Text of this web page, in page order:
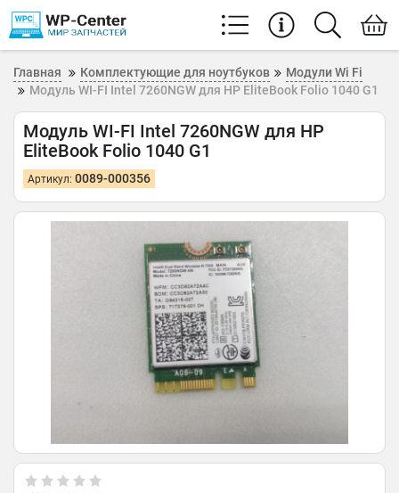
Главная Комплектующие для ноутбуков
Модули Wi Fi
Модуль WI-FI Intel 7260NGW для HP EliteBook Folio 1040 G1
Модуль WI-FI Intel 7260NGW для HP
EliteBook Folio 1040 G1
Артикул: 0089-000356